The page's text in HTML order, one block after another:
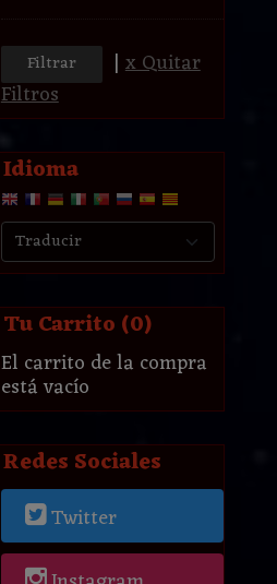
| x Quitar
Filtros
Idioma
Tu Carrito (0)
El carrito de la compra
está vacío
Redes Sociales
Twitter